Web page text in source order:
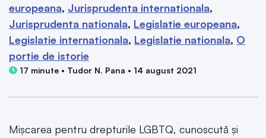
europeana Jurisprudenta internationala
Jurisprudenta nationala Legislatie europeana
Legislatie internationala Legislatie nationala O
portie de istorie
17 minute • Tudor N. Pana • 14 august 2021
Mișcarea pentru drepturile LGBTQ, cunoscută și